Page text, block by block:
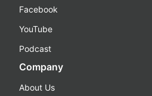
Facebook
YouTube
Podcast
Company
About Us